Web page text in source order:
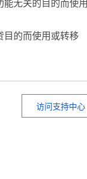
无关的目的而使用
目的而使用或转移
访问支持中心